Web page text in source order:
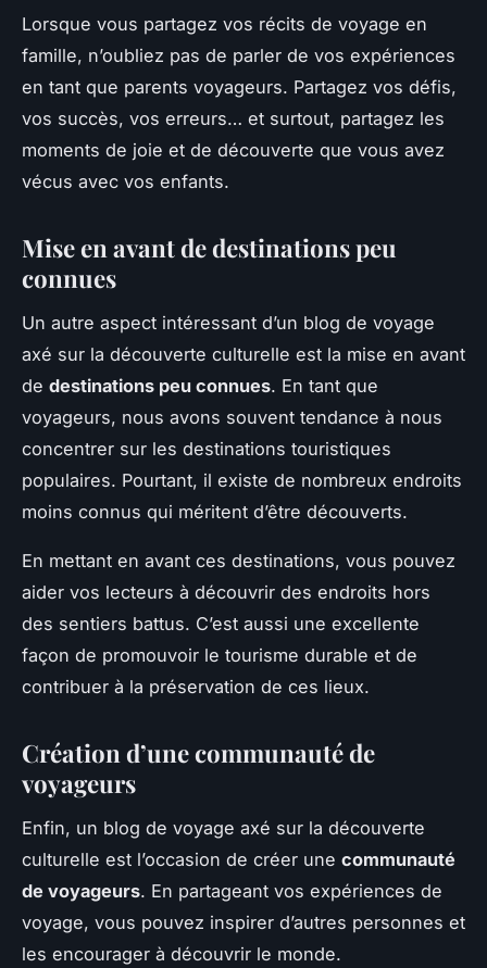
Lorsque vous partagez vos récits de voyage en
famille, n’oubliez pas de parler de vos expériences
en tant que parents voyageurs. Partagez vos défis,
vos succès, vos erreurs… et surtout, partagez les
moments de joie et de découverte que vous avez
vécus avec vos enfants.
Mise en avant de destinations peu
connues
Un autre aspect intéressant d’un blog de voyage
axé sur la découverte culturelle est la mise en avant
de destinations peu connues. En tant que
voyageurs, nous avons souvent tendance à nous
concentrer sur les destinations touristiques
populaires. Pourtant, il existe de nombreux endroits
moins connus qui méritent d’être découverts.
En mettant en avant ces destinations, vous pouvez
aider vos lecteurs à découvrir des endroits hors
des sentiers battus. C’est aussi une excellente
façon de promouvoir le tourisme durable et de
contribuer à la préservation de ces lieux.
Création d’une communauté de
voyageurs
Enfin, un blog de voyage axé sur la découverte
culturelle est l’occasion de créer une communauté
de voyageurs. En partageant vos expériences de
voyage, vous pouvez inspirer d’autres personnes et
les encourager à découvrir le monde.